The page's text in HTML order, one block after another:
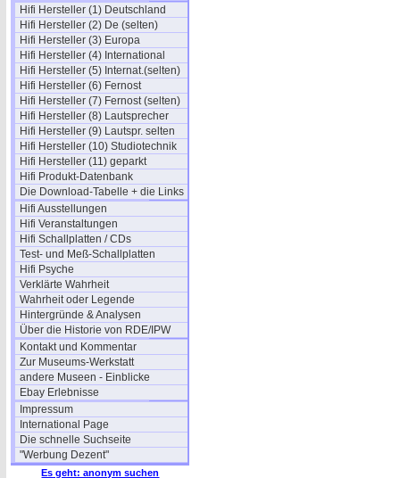
Hifi Hersteller (1) Deutschland
Hifi Hersteller (2) De (selten)
Hifi Hersteller (3) Europa
Hifi Hersteller (4) International
Hifi Hersteller (5) Internat.(selten)
Hifi Hersteller (6) Fernost
Hifi Hersteller (7) Fernost (selten)
Hifi Hersteller (8) Lautsprecher
Hifi Hersteller (9) Lautspr. selten
Hifi Hersteller (10) Studiotechnik
Hifi Hersteller (11) geparkt
Hifi Produkt-Datenbank
Die Download-Tabelle + die Links
Hifi Ausstellungen
Hifi Veranstaltungen
Hifi Schallplatten / CDs
Test- und Meß-Schallplatten
Hifi Psyche
Verklärte Wahrheit
Wahrheit oder Legende
Hintergründe & Analysen
Über die Historie von RDE/IPW
Kontakt und Kommentar
Zur Museums-Werkstatt
andere Museen - Einblicke
Ebay Erlebnisse
Impressum
International Page
Die schnelle Suchseite
"Werbung Dezent"
Es geht: anonym suchen